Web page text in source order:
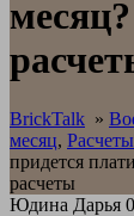
BrickTalk »
месяц,
придется
расчеты
Юдина Дарья